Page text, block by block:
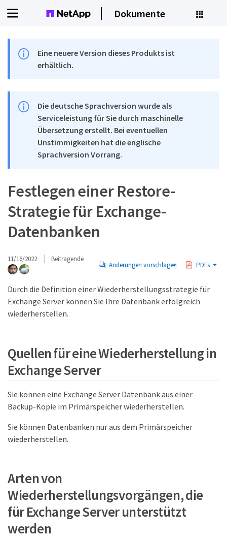
Dokumente
Eine neuere Version dieses Produkts ist
erhältlich.
Die deutsche Sprachversion wurde als
Serviceleistung für Sie durch maschinelle
Übersetzung erstellt. Bei eventuellen
Unstimmigkeiten hat die englische
Sprachversion Vorrang.
Festlegen einer Restore-
Strategie für Exchange-
Datenbanken
11/16/2022 Beitragende
Änderungen vorschlagen PDFs
Durch die Definition einer Wiederherstellungsstrategie für
Exchange Server können Sie Ihre Datenbank erfolgreich
wiederherstellen.
Quellen für eine Wiederherstellung in
Exchange Server
Sie können eine Exchange Server Datenbank aus einer
Backup-Kopie im Primärspeicher wiederherstellen.
Sie können Datenbanken nur aus dem Primärspeicher
wiederherstellen.
Arten von
Wiederherstellungsvorgängen, die
für Exchange Server unterstützt
werden